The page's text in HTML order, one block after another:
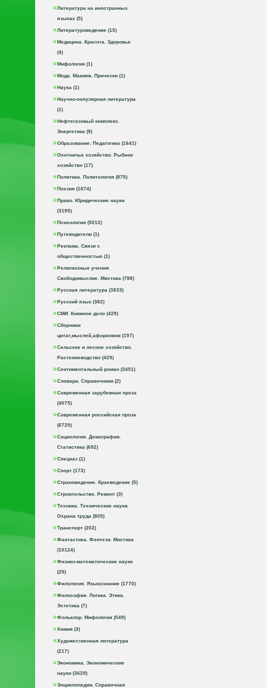
Литература на иностранных
языках (5)
Литературоведение (15)
Медицина. Красота. Здоровье
(4)
Мифология (1)
Мода. Макияж. Прически (1)
Наука (1)
Научно-популярная литература
(1)
Нефтегазовый комплекс.
Энергетика (9)
Образование. Педагогика (1641)
Охотничье хозяйство. Рыбное
хозяйство (17)
Политика. Политология (875)
Поэзия (1674)
Право. Юридические науки
(3195)
Психология (5012)
Путеводители (1)
Реклама. Связи с
общественностью (1)
Религиозные учения.
Свободомыслие. Мистика (788)
Русская литература (3833)
Русский язык (382)
СМИ. Книжное дело (429)
Сборники
цитат,мыслей,афоризмов (197)
Сельское и лесное хозяйство.
Растениеводство (429)
Сентиментальный роман (3451)
Словари. Справочники (2)
Современная зарубежная проза
(4075)
Современная российская проза
(6729)
Социология. Демография.
Статистика (692)
Спецназ (1)
Спорт (173)
Страноведение. Краеведение (5)
Строительство. Ремонт (3)
Техника. Технические науки.
Охрана труда (805)
Транспорт (202)
Фантастика. Фэнтези. Мистика
(10124)
Физико-математические науки
(25)
Филология. Языкознание (1770)
Философия. Логика. Этика.
Эстетика (7)
Фольклор. Мифология (549)
Химия (3)
Художественная литература
(217)
Экономика. Экономические
науки (3629)
Энциклопедии. Справочная